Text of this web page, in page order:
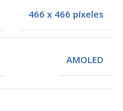
466 x 466 píxeles
AMOLED